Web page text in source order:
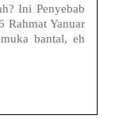
Ini Penyebab
Rahmat Yanuar
bantal, eh